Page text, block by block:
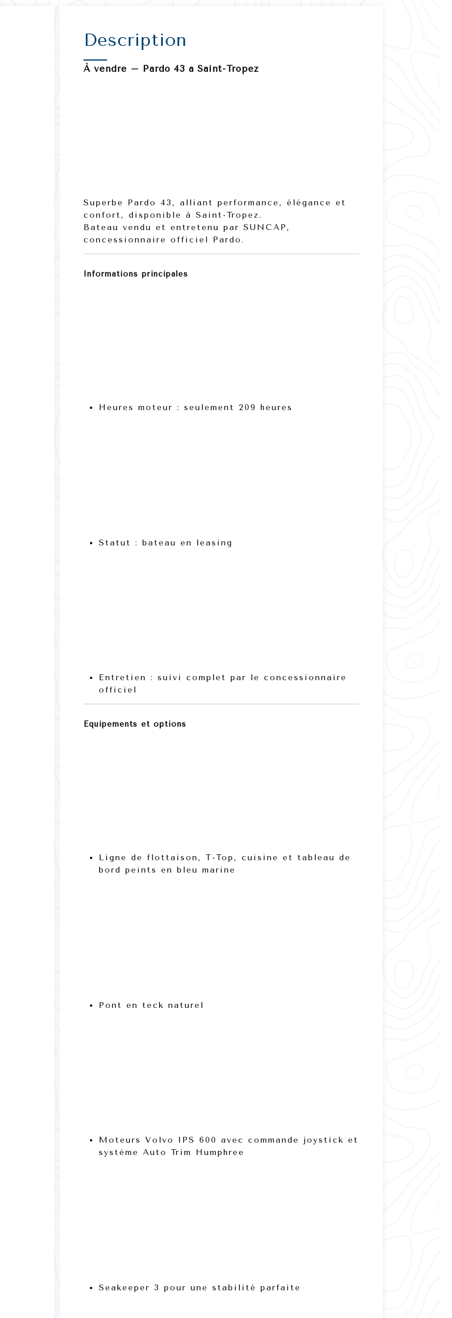
Description
À vendre – Pardo 43 à Saint-Tropez
Superbe Pardo 43 , alliant performance, élégance et
confort, disponible à Saint-Tropez.
Bateau vendu et entretenu par SUNCAP ,
concessionnaire officiel Pardo.
Informations principales
Heures moteur : seulement 209 heures
Statut : bateau en leasing
Entretien : suivi complet par le concessionnaire
officiel
Équipements et options
Ligne de flottaison, T-Top, cuisine et tableau de
bord peints en bleu marine
Pont en teck naturel
Moteurs Volvo IPS 600 avec commande joystick et
système Auto Trim Humphree
Seakeeper 3 pour une stabilité parfaite